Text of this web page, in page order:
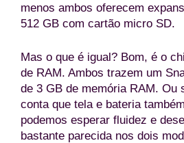
menos ambos oferecem
512 GB com cartão micro SD.
Mas o que é igual? Bom, é o
de RAM. Ambos trazem um
de 3 GB de memória RAM. Ou
conta que tela e bateria
podemos esperar fluidez e
bastante parecida nos dois